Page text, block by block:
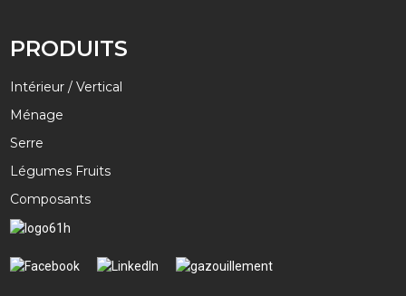
PRODUITS
Intérieur / Vertical
Ménage
Serre
Légumes Fruits
Composants